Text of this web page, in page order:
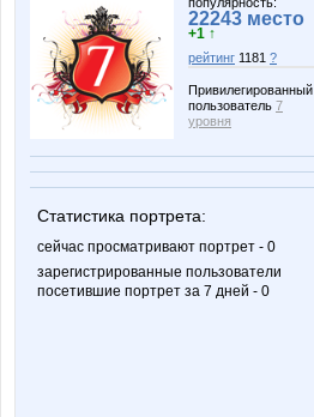
22243 место
+1 ↑
рейтинг 1181 ?
Привилегированный
пользователь 7
уровня
Статистика портрета:
сейчас просматривают портрет - 0
зарегистрированные пользователи
посетившие портрет за 7 дней - 0